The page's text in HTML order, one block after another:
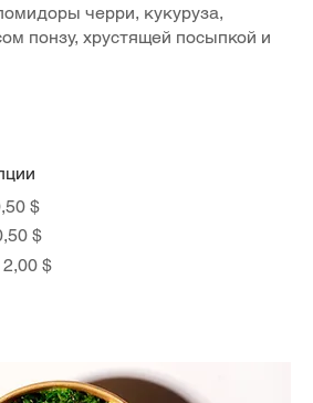
черри, кукуруза,
понзу, хрустящей посыпкой и
$
$
2,00 $